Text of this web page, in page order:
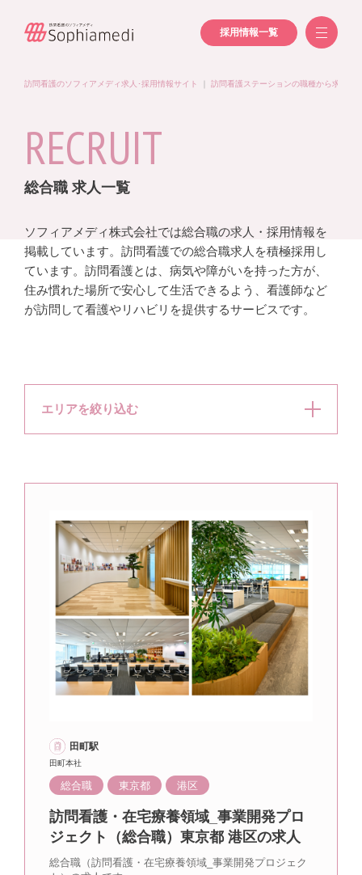
採用情報一覧
訪問看護のソフィアメディ求人･採用情報サイト 訪問看護ステーションの職種から求人を
RECRUIT
総合職 求人一覧
ソフィアメディ株式会社では総合職の求人・採用情報を
掲載しています。訪問看護での総合職求人を積極採用し
ています。訪問看護とは、病気や障がいを持った方が、
住み慣れた場所で安心して生活できるよう、看護師など
が訪問して看護やリハビリを提供するサービスです。
エリアを絞り込む
田町駅
田町本社
総合職 東京都 港区
訪問看護・在宅療養領域_事業開発プロ
ジェクト（総合職）東京都 港区の求人
総合職（訪問看護・在宅療養領域_事業開発プロジェク